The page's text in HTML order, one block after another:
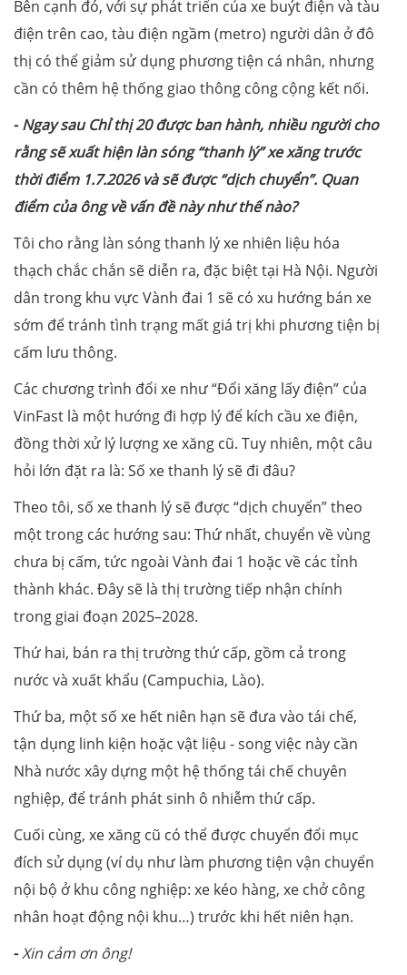
Bên cạnh đó, với sự phát triển của xe buýt điện và tàu
điện trên cao, tàu điện ngầm (metro) người dân ở đô
thị có thể giảm sử dụng phương tiện cá nhân, nhưng
cần có thêm hệ thống giao thông công cộng kết nối.
-Ngay sau Chỉ thị 20 được ban hành, nhiều người cho
rằng sẽ xuất hiện làn sóng “thanh lý” xe xăng trước
thời điểm 1.7.2026 và sẽ được “dịch chuyển”. Quan
điểm của ông về vấn đề này như thế nào?
Tôi cho rằng làn sóng thanh lý xe nhiên liệu hóa
thạch chắc chắn sẽ diễn ra, đặc biệt tại Hà Nội. Người
dân trong khu vực Vành đai 1 sẽ có xu hướng bán xe
sớm để tránh tình trạng mất giá trị khi phương tiện bị
cấm lưu thông.
Các chương trình đổi xe như “Đổi xăng lấy điện” của
VinFast là một hướng đi hợp lý để kích cầu xe điện,
đồng thời xử lý lượng xe xăng cũ. Tuy nhiên, một câu
hỏi lớn đặt ra là: Số xe thanh lý sẽ đi đâu?
Theo tôi, số xe thanh lý sẽ được “dịch chuyển” theo
một trong các hướng sau: Thứ nhất, chuyển về vùng
chưa bị cấm, tức ngoài Vành đai 1 hoặc về các tỉnh
thành khác. Đây sẽ là thị trường tiếp nhận chính
trong giai đoạn 2025–2028.
Thứ hai, bán ra thị trường thứ cấp, gồm cả trong
nước và xuất khẩu (Campuchia, Lào).
Thứ ba, một số xe hết niên hạn sẽ đưa vào tái chế,
tận dụng linh kiện hoặc vật liệu - song việc này cần
Nhà nước xây dựng một hệ thống tái chế chuyên
nghiệp, để tránh phát sinh ô nhiễm thứ cấp.
Cuối cùng, xe xăng cũ có thể được chuyển đổi mục
đích sử dụng (ví dụ như làm phương tiện vận chuyển
nội bộ ở khu công nghiệp: xe kéo hàng, xe chở công
nhân hoạt động nội khu…) trước khi hết niên hạn.
-Xin cảm ơn ông!